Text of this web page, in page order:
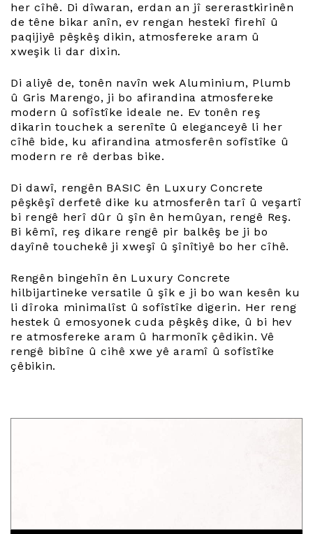
her cîhê. Di dîwaran, erdan an jî sererastkirinên
de têne bikar anîn, ev rengan hestekî firehî û
paqijiyê pêşkêş dikin, atmosfereke aram û
xweşik li dar dixin.
Di aliyê de, tonên navîn wek Aluminium, Plumb
û Gris Marengo, ji bo afirandina atmosfereke
modern û sofîstîke ideale ne. Ev tonên reş
dikarin touchek a serenîte û eleganceyê li her
cîhê bide, ku afirandina atmosferên sofîstîke û
modern re rê derbas bike.
Di dawî, rengên BASIC ên Luxury Concrete
pêşkêşî derfetê dike ku atmosferên tarî û veşartî
bi rengê herî dûr û şîn ên hemûyan, rengê Reş.
Bi kêmî, reş dikare rengê pir balkêş be ji bo
dayînê touchekê ji xweşî û şînîtiyê bo her cîhê.
Rengên bingehîn ên Luxury Concrete
hilbijartineke versatile û şîk e ji bo wan kesên ku
li dîroka minimalîst û sofîstîke digerin. Her reng
hestek û emosyonek cuda pêşkêş dike, û bi hev
re atmosfereke aram û harmonîk çêdikin. Vê
rengê bibîne û cihê xwe yê aramî û sofîstîke
çêbikin.